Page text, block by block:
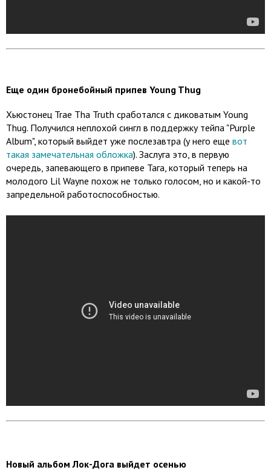
Еще один бронебойный припев Young Thug
Хьюстонец Trae Tha Truth сработался с диковатым Young
Thug. Получился неплохой сингл в поддержку тейпа "Purple
Album", который выйдет уже послезавтра (у него еще вот
такая замечательная обложка). Заслуга это, в первую
очередь, запевающего в припеве Тага, который теперь на
молодого Lil Wayne похож не только голосом, но и какой-то
запредельной работоспособностью.
Новый альбом Лок-Дога выйдет осенью